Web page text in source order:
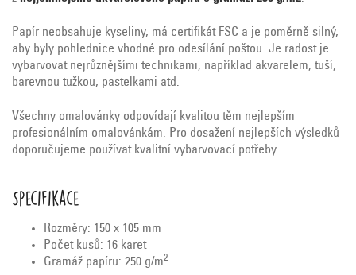
Papír neobsahuje kyseliny, má certifikát FSC a je poměrně silný,
aby byly pohlednice vhodné pro odesílání poštou. Je radost je
vybarvovat nejrůznějšími technikami, například akvarelem, tuší,
barevnou tužkou, pastelkami atd.
Všechny omalovánky odpovídají kvalitou těm nejlepším
profesionálním omalovánkám. Pro dosažení nejlepších výsledků
doporučujeme používat kvalitní vybarvovací potřeby.
Specifikace
Rozměry: 150 x 105 mm
Počet kusů: 16 karet
Gramáž papíru: 250 g/m2